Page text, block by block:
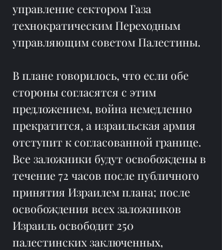
управление сектором Газа
технократическим Переходным
управляющим советом Палестины.
В плане говорилось, что если обе
стороны согласятся с этим
предложением, война немедленно
прекратится, а израильская армия
отступит к согласованной границе.
Все заложники будут освобождены в
течение 72 часов после публичного
принятия Израилем плана; после
освобождения всех заложников
Израиль освободит 250
палестинских заключенных,